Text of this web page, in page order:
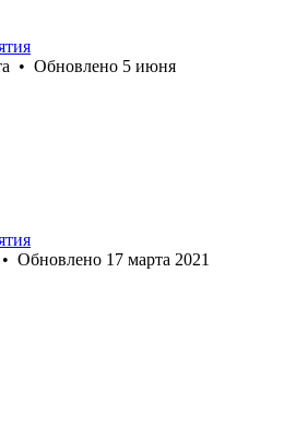
• Обновлено 5 июня
• Обновлено 17 марта 2021